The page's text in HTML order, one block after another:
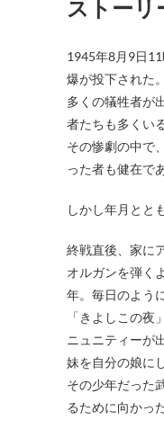
ストーリ
1945年8月9日
爆が投下された。
多くの犠牲者が
者たちも多くいる
その惨劇の中で
った者も健在で
しかし年月とと
終戦直後、家に
オルガンを弾く
年。毎日のよう
「きよしこの夜
ニュニティーが
妹を自分の娘に
その少年だった
るために向かっ